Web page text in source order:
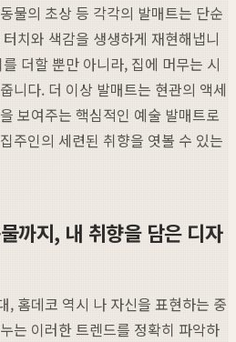
물의 초상 등 각각의 발매트는 단순
치와 색감을 생생하게 재현해냅니
더할 뿐만 아니라, 집에 머무는 시
니다. 더 이상 발매트는 현관의 액세
보여주는 핵심적인 예술 발매트로
주인의 세련된 취향을 엿볼 수 있는
까지, 내 취향을 담은 디자
, 홈데코 역시 나 자신을 표현하는 중
는 이러한 트렌드를 정확히 파악하